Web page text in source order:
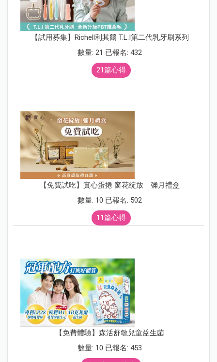
【試用募集】Richell利其爾 T.L.I第二代乳牙刷系列
數量: 21 已報名: 432
21篇心得
【免費試吃】實心蛋捲 窗花綻放｜彌月禮盒
數量: 10 已報名: 502
11篇心得
【免費體驗】森活舒敏兒童益生菌
數量: 10 已報名: 453